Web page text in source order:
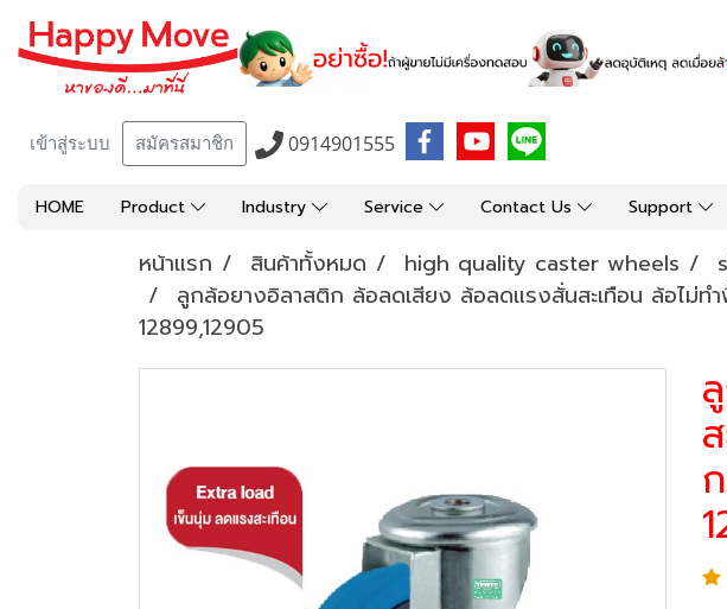
เข้าสู่ระบบ สมัครสมาชิก 0914901555
HOME Product Industry Service Contact Us Support
หน้าแรก สินค้าทั้งหมด high quality caster wheels
ลูกล้อยางอิลาสติก ล้อลดเสียง ล้อลดแรงสั่นสะเทือน ล้อไม่
12899,12905